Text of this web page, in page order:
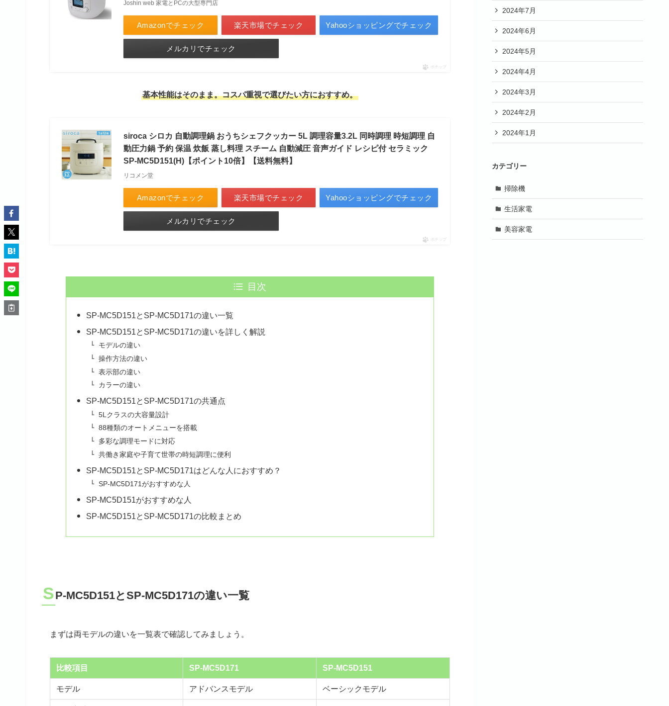
Joshin web 家電とPCの大型専門店
Amazonでチェック 楽天市場でチェック Yahooショッピングでチェック
メルカリでチェック
ポチップ
基本性能はそのまま。コスパ重視で選びたい方におすすめ。
siroca シロカ 自動調理鍋 おうちシェフクッカー 5L 調理容量3.2L 同時調理 時短調理 自
動圧力鍋 予約 保温 炊飯 蒸し料理 スチーム 自動減圧 音声ガイド レシピ付 セラミック
SP-MC5D151(H)【ポイント10倍】【送料無料】
リコメン堂
Amazonでチェック 楽天市場でチェック Yahooショッピングでチェック
メルカリでチェック
ポチップ
目次
SP-MC5D151とSP-MC5D171の違い一覧
SP-MC5D151とSP-MC5D171の違いを詳しく解説
モデルの違い
操作方法の違い
表示部の違い
カラーの違い
SP-MC5D151とSP-MC5D171の共通点
5Lクラスの大容量設計
88種類のオートメニューを搭載
多彩な調理モードに対応
共働き家庭や子育て世帯の時短調理に便利
SP-MC5D151とSP-MC5D171はどんな人におすすめ？
SP-MC5D171がおすすめな人
SP-MC5D151がおすすめな人
SP-MC5D151とSP-MC5D171の比較まとめ
SP-MC5D151とSP-MC5D171の違い一覧
まずは両モデルの違いを一覧表で確認してみましょう。
比較項目 SP-MC5D171 SP-MC5D151
モデル アドバンスモデル ベーシックモデル
2024年7月
2024年6月
2024年5月
2024年4月
2024年3月
2024年2月
2024年1月
カテゴリー
掃除機
生活家電
美容家電